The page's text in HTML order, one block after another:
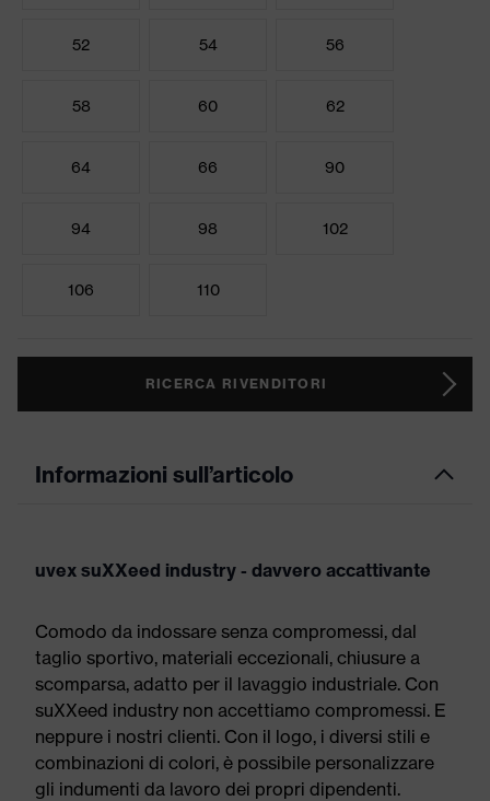
52 54 56
58 60 62
64 66 90
94 98 102
106 110
RICERCA RIVENDITORI
Informazioni sull’articolo
uvex suXXeed industry - davvero accattivante
Comodo da indossare senza compromessi, dal
taglio sportivo, materiali eccezionali, chiusure a
scomparsa, adatto per il lavaggio industriale. Con
suXXeed industry non accettiamo compromessi. E
neppure i nostri clienti. Con il logo, i diversi stili e
combinazioni di colori, è possibile personalizzare
gli indumenti da lavoro dei propri dipendenti.